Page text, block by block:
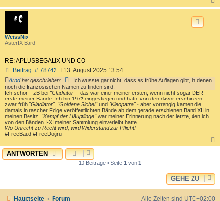
g
a
WeissNix
AsterIX Bard
RE: APLUSBEGALIX UND CO
Beitrag: # 78742B
e
i
t
r
a
g
13. August 2025 13:54
Arndhat geschrieben:
Ich wusste gar nicht, dass es frühe Auflagen gibt, in denen
noch die französischen Namen zu finden sind.
Ich schon - zB bei "Gladiator"- das war einer meiner ersten, wenn nicht sogar DER
erste meiner Bände. Ich bin 1972 eingestiegen und hatte von den davor erschineen
zwar früh "Gladiator", "Goldene Sichel"und "Kleopatra"- aber vorrangig kamen die
damals in rascher Folge veröffentlichten Bände ab dem gerade erschienen Band XII in
meinen Besitz. "Kampf der Häuptlinge"war meiner Erinnerung nach der letzte, den ich
von den Bänden I-XI meiner Sammlung einverleibt hatte.
Wo Unrecht zu Recht wird, wird Widerstand zur Pflicht!
#FreeBaud #FreeDoğru
a
n
ANTWORTEN
10 Beiträge • Seite 1 von 1
GEHE ZU
Hauptseite Forum Alle Zeiten sind UTC+02:00